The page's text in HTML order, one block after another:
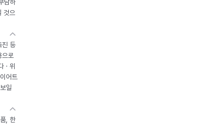
담하
것으
진 등
로
· 위
어트
일
, 한